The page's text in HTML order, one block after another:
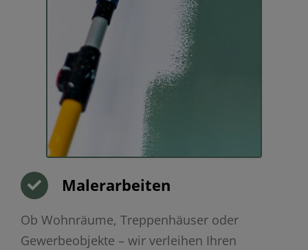
Malerarbeiten
Ob Wohnräume, Treppenhäuser oder
Gewerbeobjekte – wir verleihen Ihren